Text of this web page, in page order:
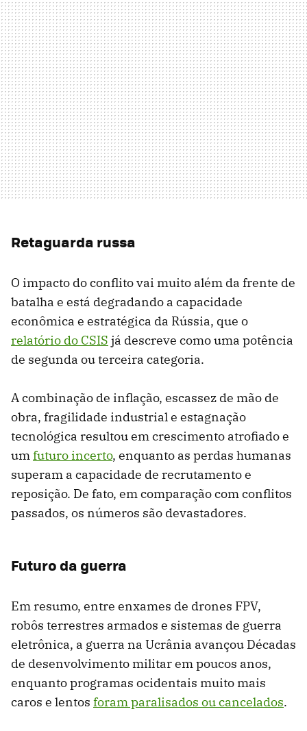
Retaguarda russa
O impacto do conflito vai muito além da frente de
batalha e está degradando a capacidade
econômica e estratégica da Rússia, que o
relatório do CSIS já descreve como uma potência
de segunda ou terceira categoria.
A combinação de inflação, escassez de mão de
obra, fragilidade industrial e estagnação
tecnológica resultou em crescimento atrofiado e
umfuturo incerto, enquanto as perdas humanas
superam a capacidade de recrutamento e
reposição. De fato, em comparação com conflitos
passados, os números são devastadores.
Futuro da guerra
Em resumo, entre enxames de drones FPV,
robôs terrestres armados e sistemas de guerra
eletrônica, a guerra na Ucrânia avançou Décadas
de desenvolvimento militar em poucos anos,
enquanto programas ocidentais muito mais
caros e lentos foram paralisados ​​ou cancelados.